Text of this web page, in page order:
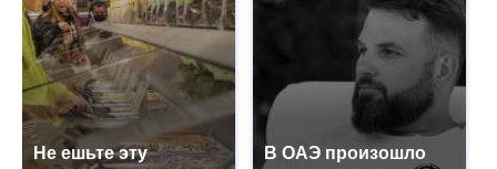
Не ешьте эту
В ОАЭ произошло